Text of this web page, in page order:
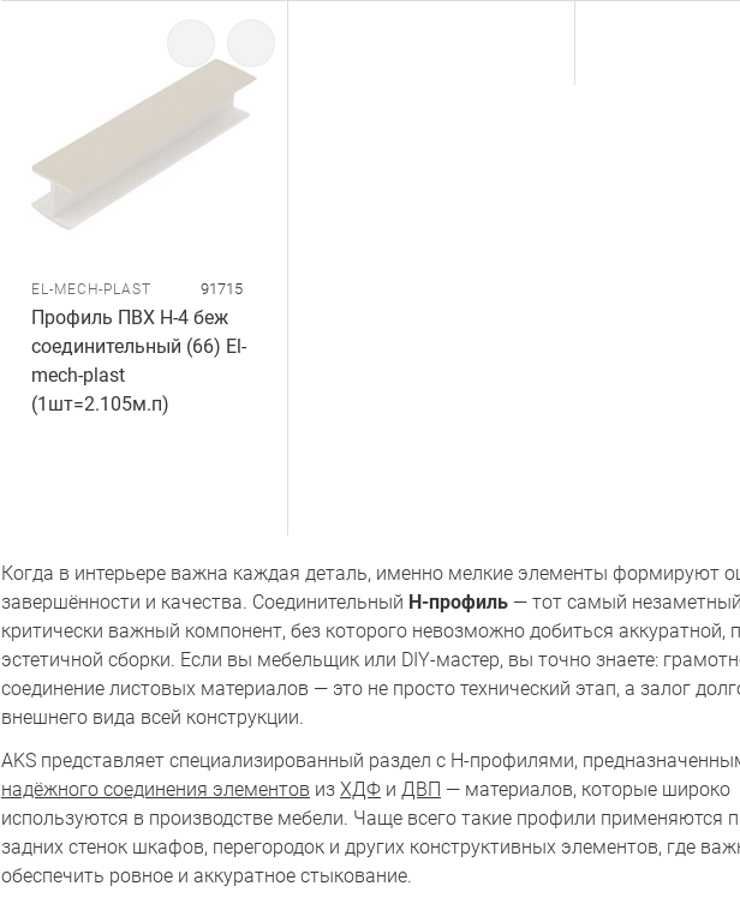
EL-MECH-PLAST 91715
Профиль ПВХ Н-4 беж
соединительный (66) El-
mech-plast
(1шт=2.105м.п)
Когда в интерьере важна каждая деталь, именно мелкие элементы формируют
завершённости и качества. Соединительный H-профиль — тот самый
критически важный компонент, без которого невозможно добиться аккуратной,
эстетичной сборки. Если вы мебельщик или DIY-мастер, вы точно знаете:
соединение листовых материалов — это не просто технический этап, а залог
внешнего вида всей конструкции.
AKS представляет специализированный раздел с H-профилями,
надёжного соединения элементов из ХДФ и ДВП — материалов, которые широко
используются в производстве мебели. Чаще всего такие профили применяются
задних стенок шкафов, перегородок и других конструктивных элементов, где
обеспечить ровное и аккуратное стыкование.